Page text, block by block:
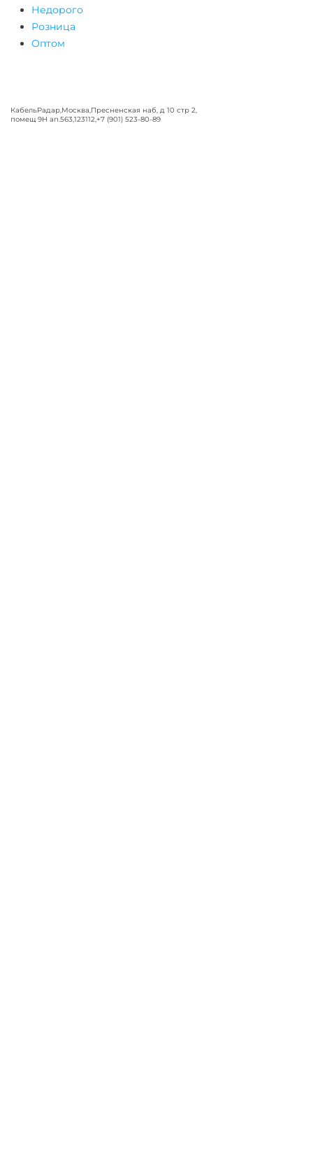
Недорого
Розница
Оптом
КабельРадар Москва Пресненская наб, д 10 стр 2,
помещ 9Н ап.563 123112 +7 (901) 523-80-89